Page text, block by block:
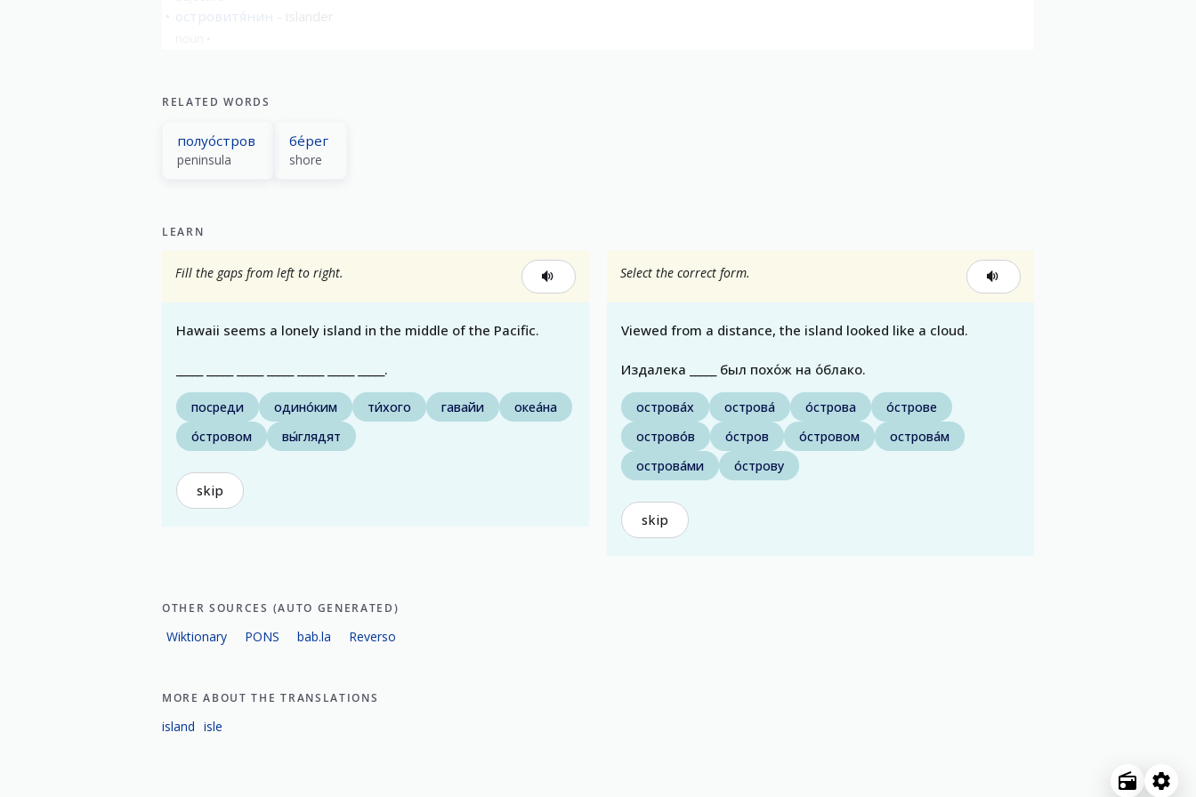
островитя́нин
RELATED WORDS
полуо́стров
peninsula
бе́рег
shore
LEARN
Fill the gaps from left to right.
Hawaii seems a lonely island in the middle of the Pacific.
_____ _____ _____ _____ _____ _____ _____.
посреди одино́ким ти́хого гавайи
океа́на
о́стровом
вы́глядят
skip
Select the correct form.
Viewed from a distance, the island looked like a cloud.
Издалека _____ был похо́ж на о́блако.
острова́х острова́ о́строва
о́строве
острово́в
о́стров о́стровом
острова́м
острова́ми
о́строву
skip
OTHER SOURCES (AUTO GENERATED)
Wiktionary PONS bab.la Reverso
MORE ABOUT THE TRANSLATIONS
island isle